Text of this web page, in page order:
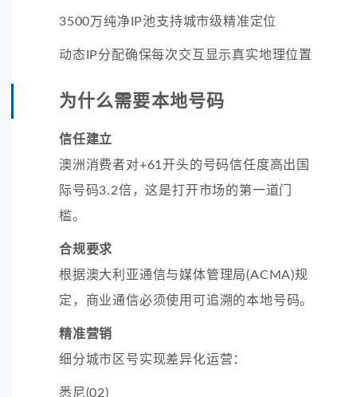
3500万纯净IP池支持城市级精准定位
动态IP分配确保每次交互显示真实地理位置
为什么需要本地号码
信任建立
澳洲消费者对+61开头的号码信任度高出国
际号码3.2倍，这是打开市场的第一道门
槛。
合规要求
根据澳大利亚通信与媒体管理局(ACMA)规
定，商业通信必须使用可追溯的本地号码。
精准营销
细分城市区号实现差异化运营：
悉尼(02)